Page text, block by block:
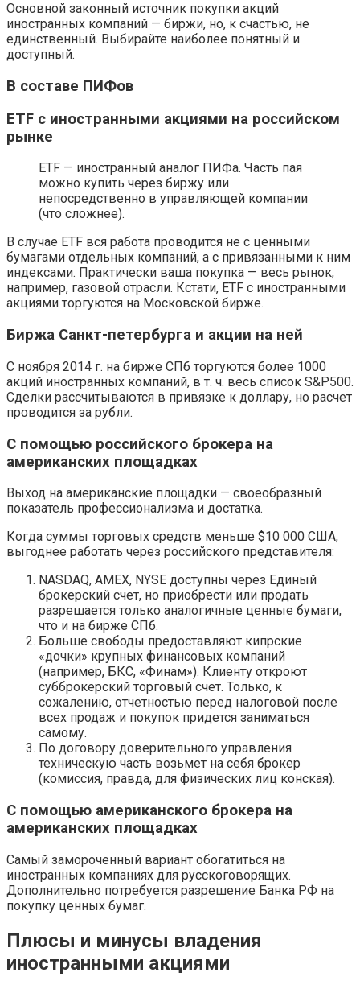
Основной законный источник покупки акций
иностранных компаний — биржи, но, к счастью, не
единственный. Выбирайте наиболее понятный и
доступный.
В составе ПИФов
ETF с иностранными акциями на российском
рынке
ETF — иностранный аналог ПИФа. Часть пая
можно купить через биржу или
непосредственно в управляющей компании
(что сложнее).
В случае ETF вся работа проводится не с ценными
бумагами отдельных компаний, а с привязанными к ним
индексами. Практически ваша покупка — весь рынок,
например, газовой отрасли. Кстати, ETF с иностранными
акциями торгуются на Московской бирже.
Биржа Санкт-петербурга и акции на ней
С ноября 2014 г. на бирже СПб торгуются более 1000
акций иностранных компаний, в т. ч. весь список S&P500.
Сделки рассчитываются в привязке к доллару, но расчет
проводится за рубли.
С помощью российского брокера на
американских площадках
Выход на американские площадки — своеобразный
показатель профессионализма и достатка.
Когда суммы торговых средств меньше $10 000 США,
выгоднее работать через российского представителя:
NASDAQ, AMEX, NYSE доступны через Единый
брокерский счет, но приобрести или продать
разрешается только аналогичные ценные бумаги,
что и на бирже СПб.
Больше свободы предоставляют кипрские
«дочки» крупных финансовых компаний
(например, БКС, «Финам»). Клиенту откроют
субброкерский торговый счет. Только, к
сожалению, отчетностью перед налоговой после
всех продаж и покупок придется заниматься
самому.
По договору доверительного управления
техническую часть возьмет на себя брокер
(комиссия, правда, для физических лиц конская).
С помощью американского брокера на
американских площадках
Самый замороченный вариант обогатиться на
иностранных компаниях для русскоговорящих.
Дополнительно потребуется разрешение Банка РФ на
покупку ценных бумаг.
Плюсы и минусы владения
иностранными акциями